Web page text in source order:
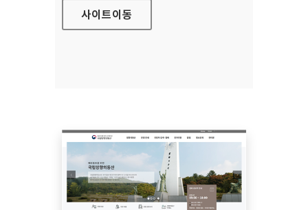
사이트이동